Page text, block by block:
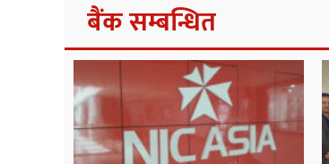
बैंक सम्बन्धित